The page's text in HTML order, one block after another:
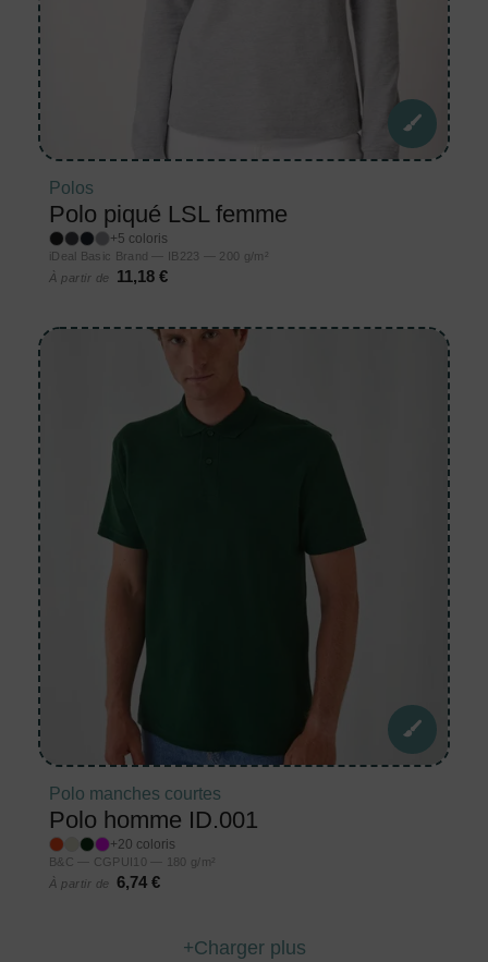
Polos
Polo piqué LSL femme
+5 coloris
iDeal Basic Brand — IB223 — 200 g/m²
À partir de
11,18 €
Polo manches courtes
Polo homme ID.001
+20 coloris
B&C — CGPUI10 — 180 g/m²
À partir de
6,74 €
Charger plus